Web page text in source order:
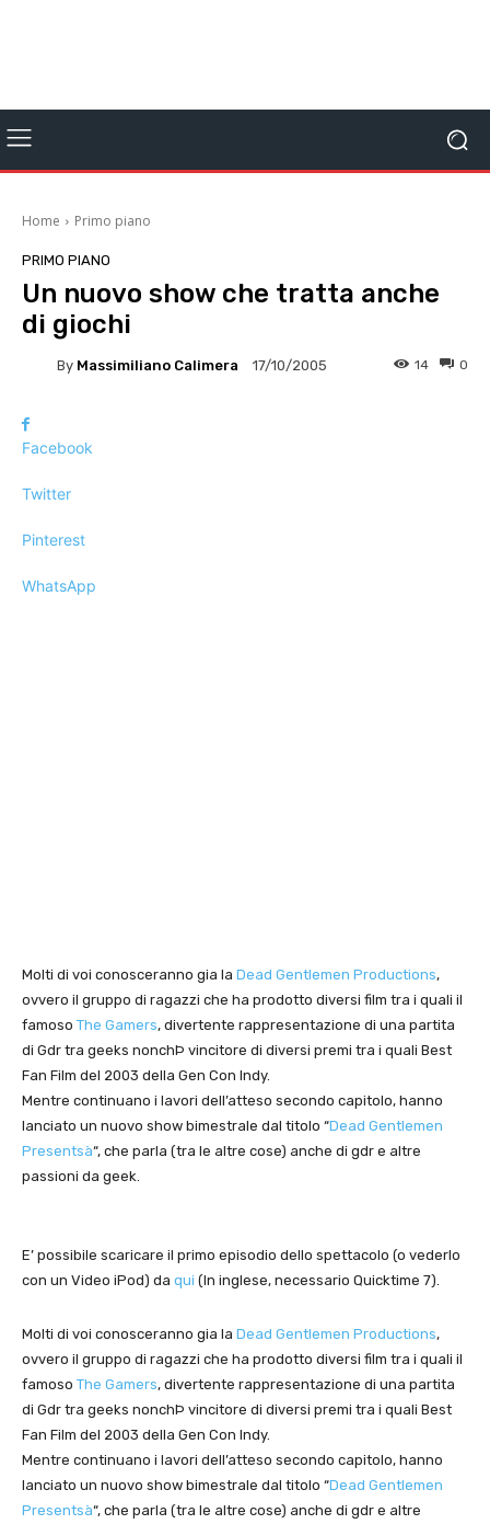
Home Primo piano
PRIMO PIANO
Un nuovo show che tratta anche
di giochi
By Massimiliano Calimera 17/10/2005 0
14
Facebook
Twitter
Pinterest
WhatsApp
Molti di voi conosceranno gia la Dead Gentlemen Productions,
ovvero il gruppo di ragazzi che ha prodotto diversi film tra i quali il
famoso The Gamers, divertente rappresentazione di una partita
di Gdr tra geeks nonchÞ vincitore di diversi premi tra i quali Best
Fan Film del 2003 della Gen Con Indy.
Mentre continuano i lavori dell’atteso secondo capitolo, hanno
lanciato un nuovo show bimestrale dal titolo “Dead Gentlemen
Presentsà“, che parla (tra le altre cose) anche di gdr e altre
passioni da geek.
E’ possibile scaricare il primo episodio dello spettacolo (o vederlo
con un Video iPod) da qui (In inglese, necessario Quicktime 7).
Molti di voi conosceranno gia la Dead Gentlemen Productions,
ovvero il gruppo di ragazzi che ha prodotto diversi film tra i quali il
famoso The Gamers, divertente rappresentazione di una partita
di Gdr tra geeks nonchÞ vincitore di diversi premi tra i quali Best
Fan Film del 2003 della Gen Con Indy.
Mentre continuano i lavori dell’atteso secondo capitolo, hanno
lanciato un nuovo show bimestrale dal titolo “Dead Gentlemen
Presentsà“, che parla (tra le altre cose) anche di gdr e altre